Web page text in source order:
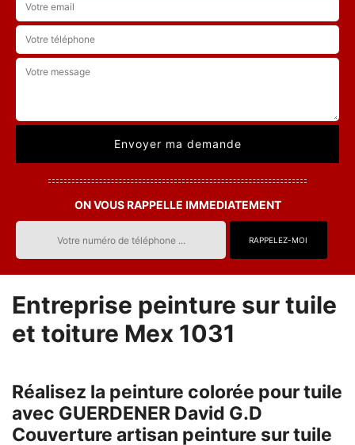
ON VOUS RAPPELLE IMMEDIATEMENT
Entreprise peinture sur tuile
et toiture Mex 1031
Réalisez la peinture colorée pour tuile
avec GUERDENER David G.D
Couverture artisan peinture sur tuile